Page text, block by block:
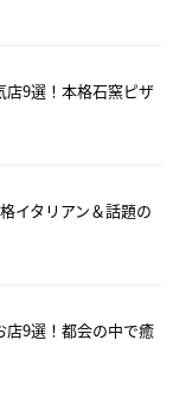
9選！本格石窯ピザ
イタリアン＆話題の
店9選！都会の中で癒